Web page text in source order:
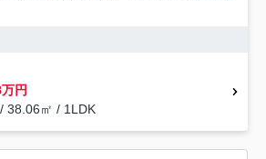
円
38.06㎡ / 1LDK